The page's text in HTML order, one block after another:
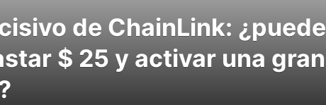
de ChainLink: ¿puede
$ 25 y activar una gran